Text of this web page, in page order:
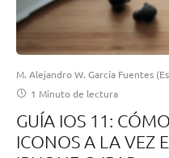
M. Alejandro W. García Fuentes
1 Minuto de lectura
GUÍA IOS 11:
ICONOS A LA VEZ